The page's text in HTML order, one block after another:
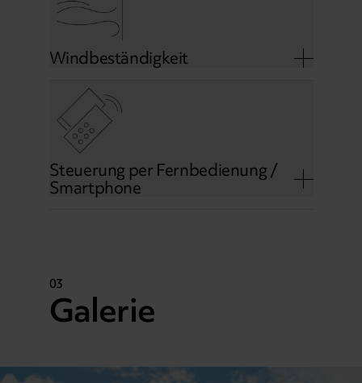
Windbeständigkeit
Steuerung per Fernbedienung /
Smartphone
03
Galerie